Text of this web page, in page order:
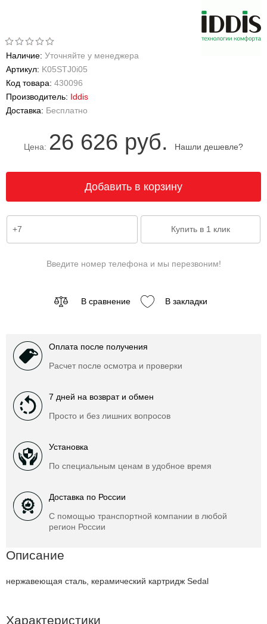
Наличие: Уточняйте у менеджера
Артикул: K05STJ0i05
Код товара: 430096
Производитель: Iddis
Доставка: Бесплатно
Цена: 26 626 руб. Нашли дешевле?
Введите номер телефона и мы перезвоним!
В сравнение В закладки
Оплата после получения
Расчет после осмотра и проверки
7 дней на возврат и обмен
Просто и без лишних вопросов
Установка
По специальным ценам в удобное время
Доставка по России
С помощью транспортной компании в любой
регион России
Описание
нержавеющая сталь, керамический картридж Sedal
Характеристики